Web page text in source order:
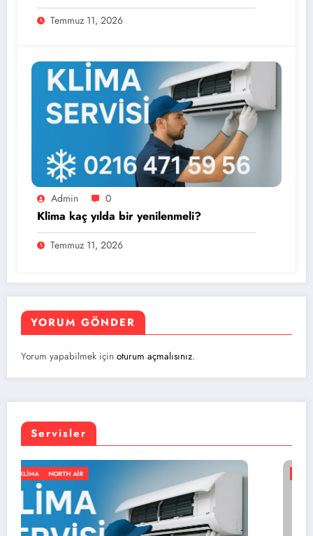
Temmuz 11, 2026
Admin 0
Klima kaç yılda bir yenilenmeli?
Temmuz 11, 2026
YORUM GÖNDER
Yorum yapabilmek için oturum açmalısınız.
Servisler